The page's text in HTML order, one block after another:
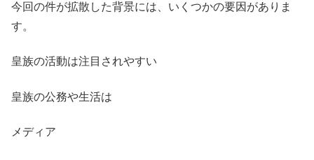
今回の件が拡散した背景には、いくつかの要因がありま
す。
皇族の活動は注目されやすい
皇族の公務や生活は
メディア